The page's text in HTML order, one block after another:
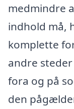
medmindre
indhold må,
komplette
andre
fora og på
den